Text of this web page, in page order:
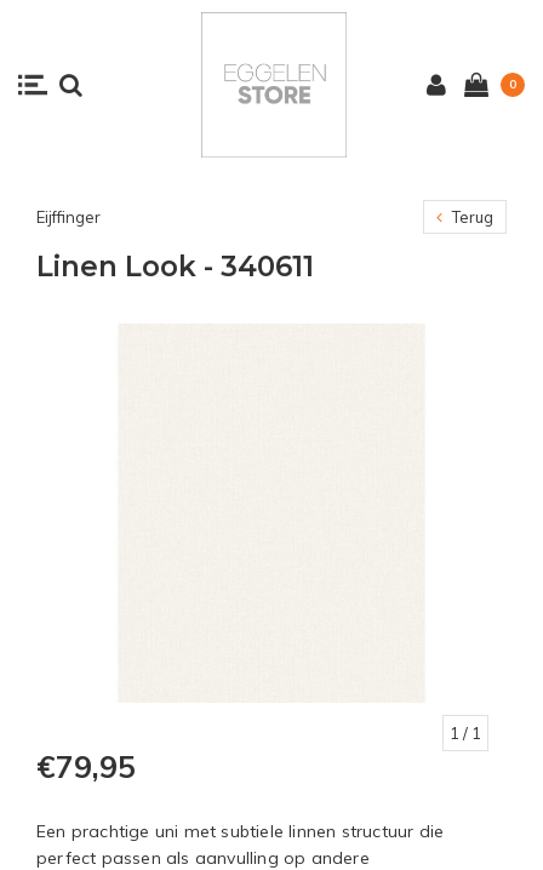
0
Eijffinger Terug
Linen Look - 340611
1 / 1
€79,95
Een prachtige uni met subtiele linnen structuur die
perfect passen als aanvulling op andere